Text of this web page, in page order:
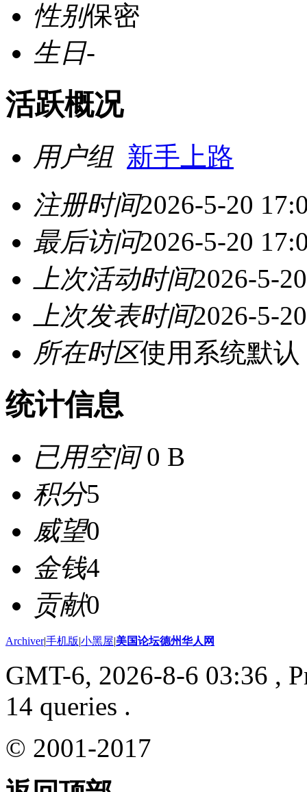
性别保密
生日-
活跃概况
用户组 新手上路
注册时间2026-5-20
最后访问2026-5-20
上次活动时间2026-5-
上次发表时间2026-5-
所在时区使用系统默认
统计信息
已用空间0 B
积分5
威望0
金钱4
贡献0
Archiver|手机版|小黑屋|美国论坛德州华人网
GMT-6, 2026-8-6 03:36 ,
14 queries .
© 2001-2017